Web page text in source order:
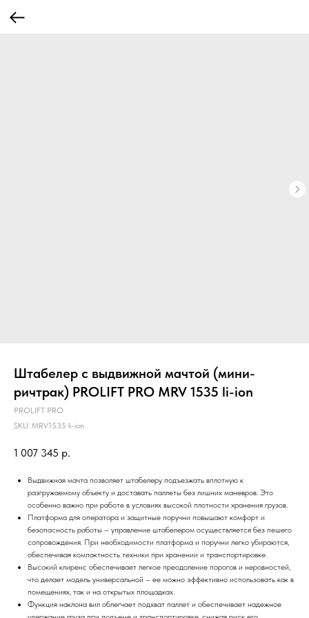
Штабелер с выдвижной мачтой (мини-
ричтрак) PROLIFT PRO MRV 1535 li-ion
PROLIFT PRO
SKU: MRV1535 li-ion
1 007 345 р.
Выдвижная мачта позволяет штабелеру подъезжать вплотную к
разгружаемому объекту и доставать паллеты без лишних маневров. Это
особенно важно при работе в условиях высокой плотности хранения грузов.
Платформа для оператора и защитные поручни повышают комфорт и
безопасность работы – управление штабелером осуществляется без пешего
сопровождения. При необходимости платформа и поручни легко убираются,
обеспечивая компактность техники при хранении и транспортировке.
Высокий клиренс обеспечивает легкое преодоление порогов и неровностей,
что делает модель универсальной – ее можно эффективно использовать как в
помещениях, так и на открытых площадках.
Функция наклона вил облегчает подхват паллет и обеспечивает надежное